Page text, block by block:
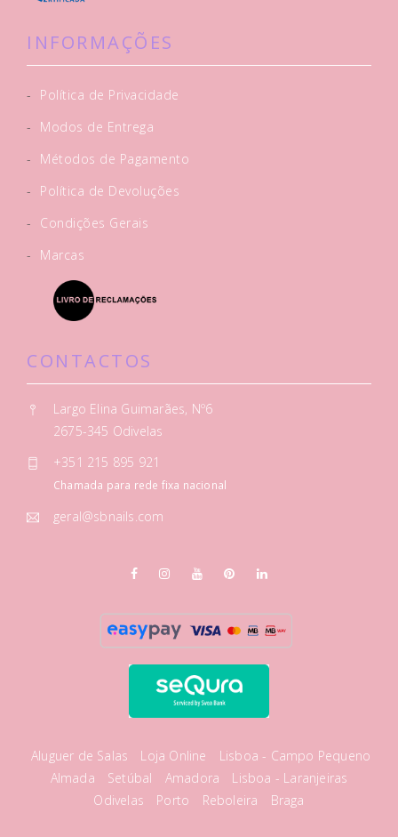
INFORMAÇÕES
-
Política de Privacidade
-
Modos de Entrega
-
Métodos de Pagamento
-
Política de Devoluções
-
Condições Gerais
-
Marcas
CONTACTOS
Largo Elina Guimarães, Nº6
2675-345 Odivelas
+351 215 895 921
Chamada para rede fixa nacional
geral@sbnails.com
Aluguer de Salas Loja Online
Lisboa - Campo Pequeno
Almada
Setúbal Amadora
Lisboa - Laranjeiras
Odivelas
Porto Reboleira Braga